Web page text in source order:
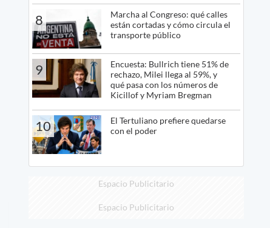
8
Marcha al Congreso: qué calles
están cortadas y cómo circula el
transporte público
9
Encuesta: Bullrich tiene 51% de
rechazo, Milei llega al 59%, y
qué pasa con los números de
Kicillof y Myriam Bregman
10
El Tertuliano prefiere quedarse
con el poder
Espacio Publicitario
Espacio Publicitario